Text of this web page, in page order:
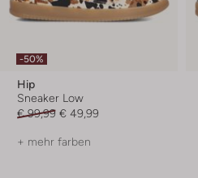
-50%
Hip
Sneaker Low
€ 99,99 € 49,99
+ mehr farben